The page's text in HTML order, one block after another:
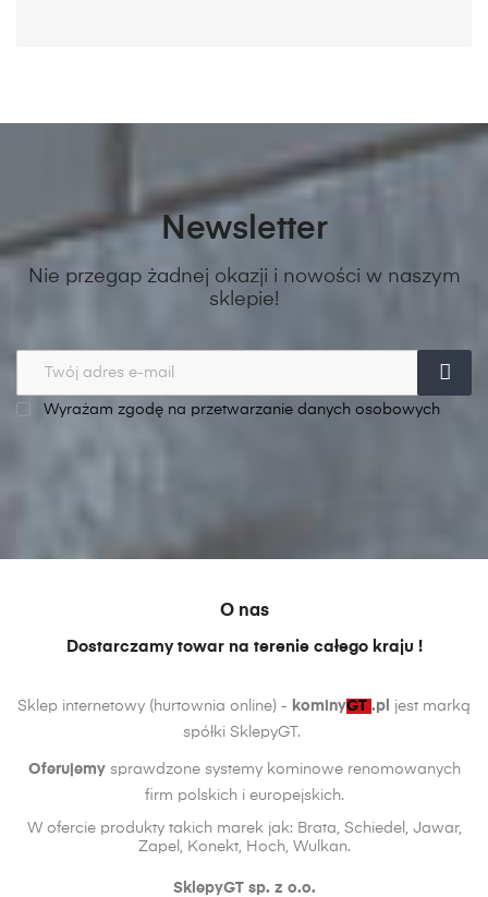
Newsletter
Nie przegap żadnej okazji i nowości w naszym
sklepie!
Wyrażam zgodę na przetwarzanie danych osobowych
O nas
Dostarczamy towar na terenie całego kraju !
Sklep internetowy (hurtownia online) - kominyGT .pl
jest marką
spółki SklepyGT.
Oferujemysprawdzone systemy kominowe renomowanych
firm polskich i europejskich.
W ofercie produkty takich marek jak: Brata, Schiedel, Jawar,
Zapel, Konekt, Hoch, Wulkan.
SklepyGT sp. z o.o.